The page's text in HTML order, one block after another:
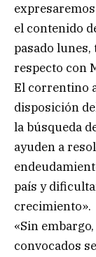
el contenido
pasado
respecto con
El correntino
disposición
la búsqueda
ayuden a
país y
crecimiento».
«Sin
convocados